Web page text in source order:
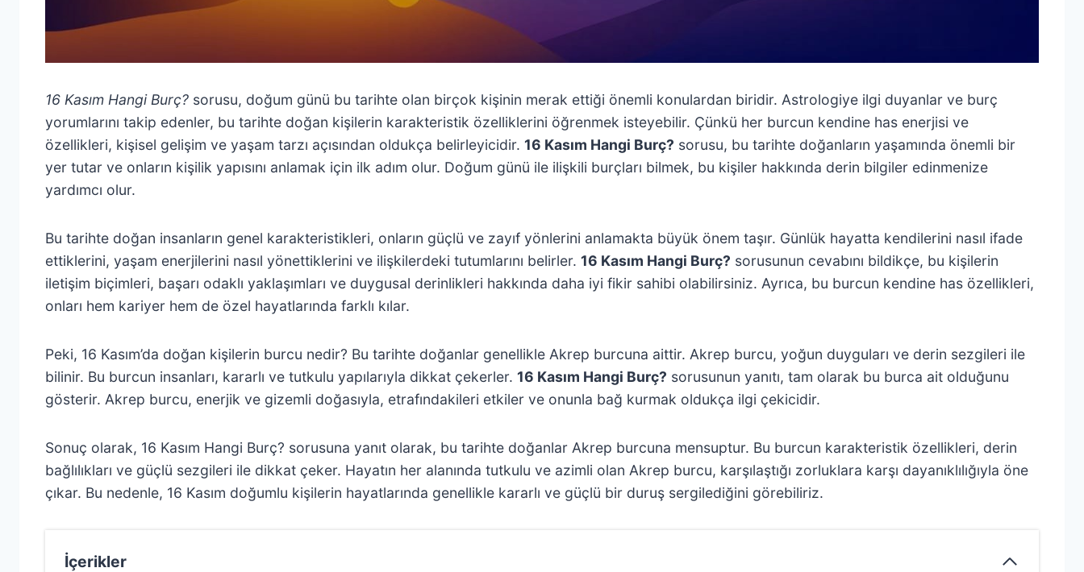
16 Kasım Hangi Burç? sorusu, doğum günü bu tarihte olan birçok kişinin merak ettiği önemli konulardan biridir. Astrologiye ilgi duyanlar ve burç
yorumlarını takip edenler, bu tarihte doğan kişilerin karakteristik özelliklerini öğrenmek isteyebilir. Çünkü her burcun kendine has enerjisi ve
özellikleri, kişisel gelişim ve yaşam tarzı açısından oldukça belirleyicidir. 16 Kasım Hangi Burç? sorusu, bu tarihte doğanların yaşamında önemli bir
yer tutar ve onların kişilik yapısını anlamak için ilk adım olur. Doğum günü ile ilişkili burçları bilmek, bu kişiler hakkında derin bilgiler edinmenize
yardımcı olur.
Bu tarihte doğan insanların genel karakteristikleri, onların güçlü ve zayıf yönlerini anlamakta büyük önem taşır. Günlük hayatta kendilerini nasıl ifade
ettiklerini, yaşam enerjilerini nasıl yönettiklerini ve ilişkilerdeki tutumlarını belirler. 16 Kasım Hangi Burç? sorusunun cevabını bildikçe, bu kişilerin
iletişim biçimleri, başarı odaklı yaklaşımları ve duygusal derinlikleri hakkında daha iyi fikir sahibi olabilirsiniz. Ayrıca, bu burcun kendine has özellikleri,
onları hem kariyer hem de özel hayatlarında farklı kılar.
Peki, 16 Kasım’da doğan kişilerin burcu nedir? Bu tarihte doğanlar genellikle Akrep burcuna aittir. Akrep burcu, yoğun duyguları ve derin sezgileri ile
bilinir. Bu burcun insanları, kararlı ve tutkulu yapılarıyla dikkat çekerler. 16 Kasım Hangi Burç? sorusunun yanıtı, tam olarak bu burca ait olduğunu
gösterir. Akrep burcu, enerjik ve gizemli doğasıyla, etrafındakileri etkiler ve onunla bağ kurmak oldukça ilgi çekicidir.
Sonuç olarak, 16 Kasım Hangi Burç? sorusuna yanıt olarak, bu tarihte doğanlar Akrep burcuna mensuptur. Bu burcun karakteristik özellikleri, derin
bağlılıkları ve güçlü sezgileri ile dikkat çeker. Hayatın her alanında tutkulu ve azimli olan Akrep burcu, karşılaştığı zorluklara karşı dayanıklılığıyla öne
çıkar. Bu nedenle, 16 Kasım doğumlu kişilerin hayatlarında genellikle kararlı ve güçlü bir duruş sergilediğini görebiliriz.
İçerikler